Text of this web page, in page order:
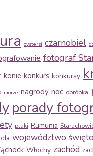
cystersi czarnobiel
fotograf
konie konkurs konkursy
morze nagrody noc obróbka
porady
ptaki Rumunia
województwo
Włochy zachód